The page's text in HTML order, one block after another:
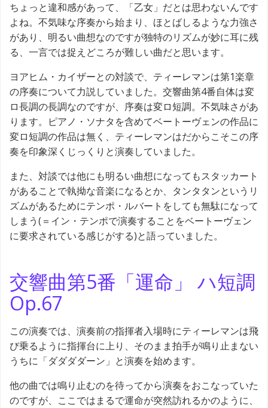
ちょっと違和感があって、「乙女」だとは思わないんです
よね。不気味な序奏から始まり、ほとばしるような力強さ
があり、明るい曲想なのですが独特のリズムが妙に耳に残
る、一言では捉えどころが難しい曲だと思います。
ヨアヒム・カイザーとの対談で、ティーレマンは第1楽章
の序奏について力説していました。交響曲第4番自体は変
ロ長調の長調なのですが、序奏は変ロ短調。不気味さがあ
ります。ピアノ・ソナタを含めてベートーヴェンの作品に
変ロ短調の作品は無く、ティーレマンはだからこそこの序
奏を印象深くじっくりと演奏していました。
また、対談では他にも明るい曲想になってもスタッカート
があることで執拗な音楽になるとか、タンタタンというリ
ズムがあるためにテンポ・ルバートをしても無駄になって
しまう(＝イン・テンポで演奏することをベートーヴェン
に要求されている感じがする)と語っていました。
交響曲第5番「運命」 ハ短調
Op.67
この演奏では、演奏前の指揮者入場時にティーレマンは飛
び乗るように指揮台に上り、そのまま拍手が鳴り止まない
うちに「ダダダダーン」と演奏を始めます。
他の曲では鳴り止むのを待ってから演奏をおこなっていた
のですが、ここではまるで運命が突然訪れるかのように、